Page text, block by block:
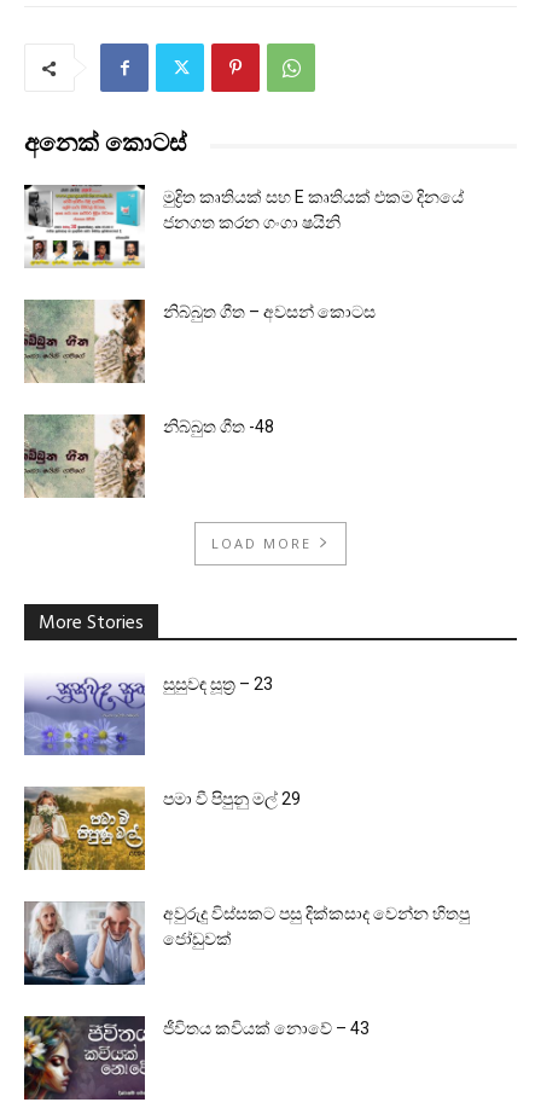
අනෙක් කොටස්
මුද්‍රිත කෘතියක් සහ E කෘතියක් එකම දිනයේ
ජනගත කරන ගංගා ෂයිනි
නිබ්බුත ගීත – අවසන් කොටස
නිබ්බුත ගීත -48
LOAD MORE
More Stories
සුසුවඳ සූත්‍ර – 23
පමා වී පිපුනු මල් 29
අවුරුදු විස්සකට පසු දික්කසාද වෙන්න හිතපු
ජෝඩුවක්
ජීවිතය කවියක් නොවේ – 43